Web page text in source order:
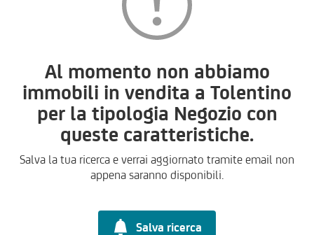
Al momento non abbiamo
immobili in vendita a Tolentino
per la tipologia Negozio con
queste caratteristiche.
Salva la tua ricerca e verrai aggiornato tramite email non
appena saranno disponibili.
Salva ricerca